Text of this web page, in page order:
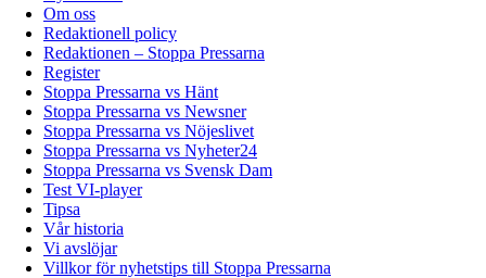
Om oss
Redaktionell policy
Redaktionen – Stoppa Pressarna
Register
Stoppa Pressarna vs Hänt
Stoppa Pressarna vs Newsner
Stoppa Pressarna vs Nöjeslivet
Stoppa Pressarna vs Nyheter24
Stoppa Pressarna vs Svensk Dam
Test VI-player
Tipsa
Vår historia
Vi avslöjar
Villkor för nyhetstips till Stoppa Pressarna